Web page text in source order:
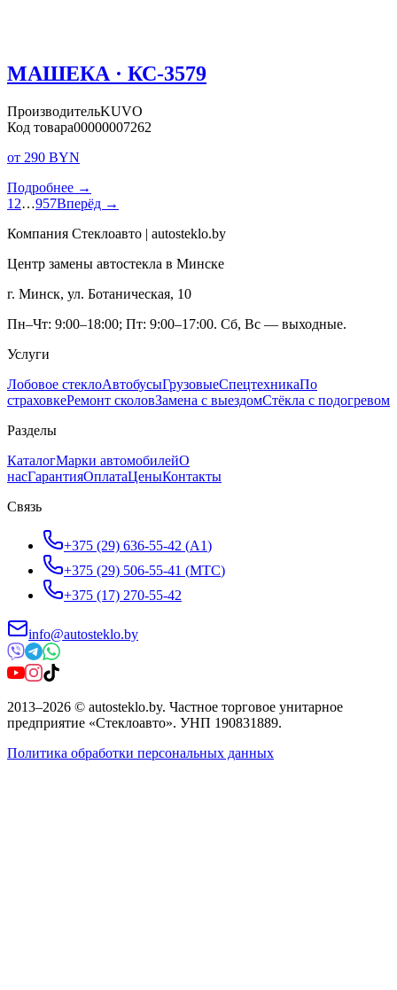
МАШЕКА · КС-3579
ПроизводительKUVO
Код товара00000007262
от 290 BYN
Подробнее →
1 2…957Вперёд →
Компания Стеклоавто | autosteklo.by
Центр замены автостекла в Минске
г. Минск, ул. Ботаническая, 10
Пн–Чт: 9:00–18:00; Пт: 9:00–17:00. Сб, Вс — выходные.
Услуги
Лобовое стеклоАвтобусыГрузовыеСпецтехникаПо
страховкеРемонт сколовЗамена с выездомСтёкла с подогревом
Разделы
КаталогМарки автомобилейО
насГарантияОплатаЦеныКонтакты
Связь
+375 (29) 636-55-42 (A1)
+375 (29) 506-55-41 (МТС)
+375 (17) 270-55-42
info@autosteklo.by
2013–2026 © autosteklo.by. Частное торговое унитарное
предприятие «Стеклоавто». УНП 190831889.
Политика обработки персональных данных